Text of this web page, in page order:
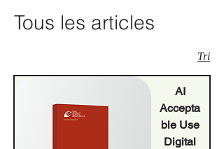
Tous les articles
Tri
AI
Accepta
ble Use
Digital